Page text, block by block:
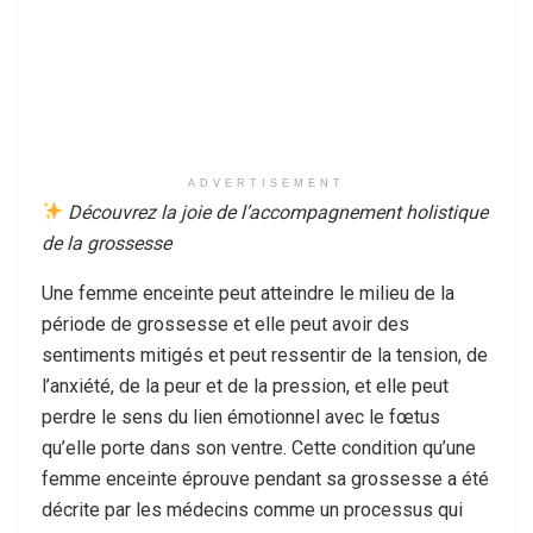
ADVERTISEMENT
Découvrez la joie de l’accompagnement holistique
de la grossesse
Une femme enceinte peut atteindre le milieu de la
période de grossesse et elle peut avoir des
sentiments mitigés et peut ressentir de la tension, de
l’anxiété, de la peur et de la pression, et elle peut
perdre le sens du lien émotionnel avec le fœtus
qu’elle porte dans son ventre. Cette condition qu’une
femme enceinte éprouve pendant sa grossesse a été
décrite par les médecins comme un processus qui